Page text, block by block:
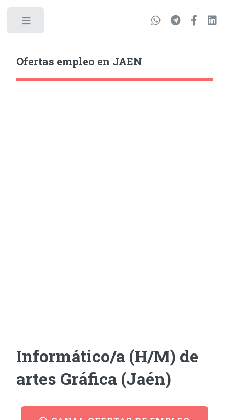
Ofertas empleo en JAEN
Informático/a (H/M) de
artes Gráfica (Jaén)